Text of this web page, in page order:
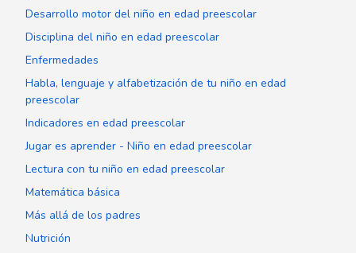
Desarrollo motor del niño en edad preescolar
Disciplina del niño en edad preescolar
Enfermedades
Habla, lenguaje y alfabetización de tu niño en edad
preescolar
Indicadores en edad preescolar
Jugar es aprender - Niño en edad preescolar
Lectura con tu niño en edad preescolar
Matemática básica
Más allá de los padres
Nutrición